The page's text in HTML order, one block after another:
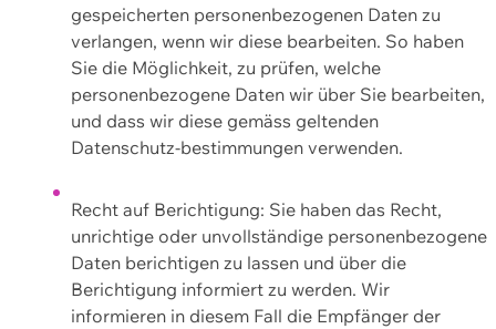
gespeicherten personenbezogenen Daten zu
verlangen, wenn wir diese bearbeiten. So haben
Sie die Möglichkeit, zu prüfen, welche
personenbezogene Daten wir über Sie bearbeiten,
und dass wir diese gemäss geltenden
Datenschutz-bestimmungen verwenden.
Recht auf Berichtigung: Sie haben das Recht,
unrichtige oder unvollständige personenbezogene
Daten berichtigen zu lassen und über die
Berichtigung informiert zu werden. Wir
informieren in diesem Fall die Empfänger der